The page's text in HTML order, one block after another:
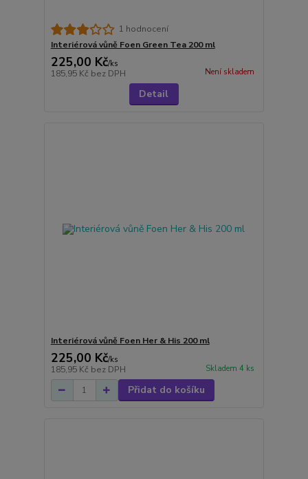
1 hodnocení
Interiérová vůně Foen Green Tea 200 ml
225,00 Kč/ks
185,95 Kč bez DPH Není skladem
Detail
Interiérová vůně Foen Her & His 200 ml
225,00 Kč/ks
185,95 Kč bez DPH Skladem 4 ks
Přidat do košíku